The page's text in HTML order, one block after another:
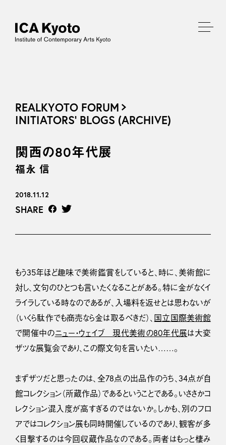
REALKYOTO FORUM
INITIATORS’ BLOGS (ARCHIVE)
関西の80年代展
福永 信
2018.11.12
SHARE
もう35年ほど趣味で美術鑑賞をしていると、時に、美術館に
対し、文句のひとつも言いたくなることがある。特に金がなくイ
ライラしている時なのであるが、入場料を返せとは思わないが
（いくら駄作でも商売なら金は取るべきだ）、 国立国際美術館
で開催中のニュー・ウェイブ 現代美術の80年代展は大変
ザツな展覧会であり、この際文句を言いたい……。
まずザツだと思ったのは、全78点の出品作のうち、34点が自
館コレクション（所蔵作品）であるということである。いささかコ
レクション混入度が高すぎるのではないか。しかも、別のフロ
アではコレクション展も同時開催しているのであり、観客が多
く目撃するのは今回収蔵作品なのである。両者はもっと棲み